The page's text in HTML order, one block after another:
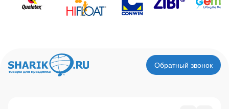
Обратный звонок